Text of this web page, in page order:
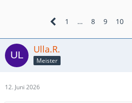
1 … 8 9 10
Ulla.R.
Meister
12. Juni 2026